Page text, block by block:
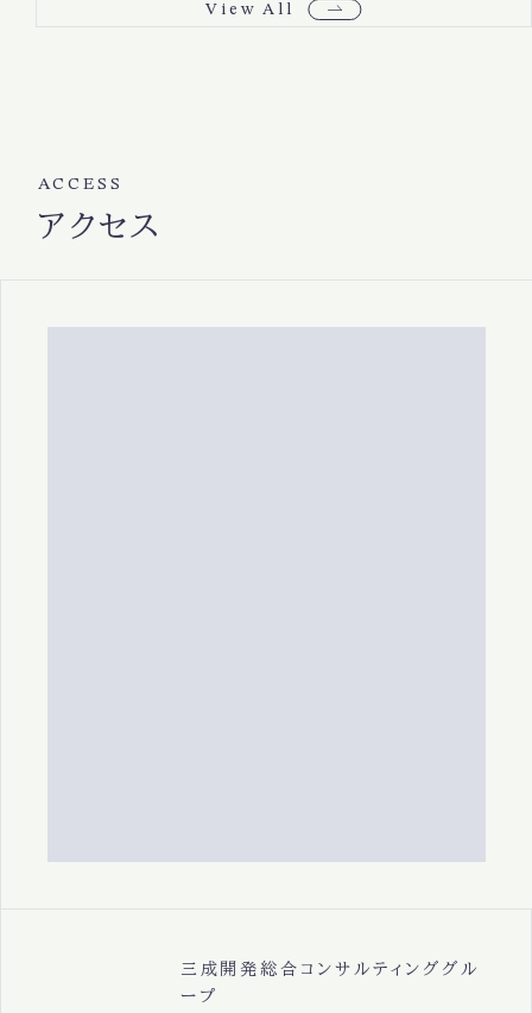
View All
ACCESS
アクセス
三成開発総合コンサルティンググル
ープ